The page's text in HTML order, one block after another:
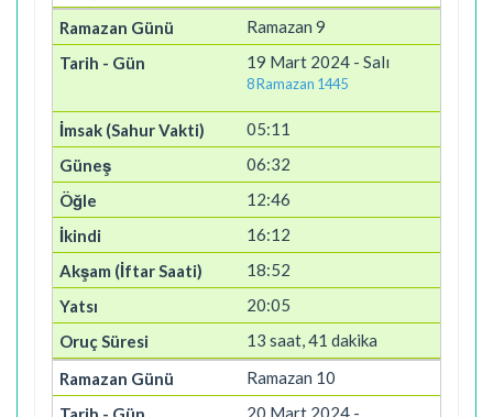
Ramazan 9
19 Mart 2024 - Salı
8 Ramazan 1445
05:11
06:32
12:46
16:12
18:52
20:05
13 saat, 41 dakika
Ramazan 10
20 Mart 2024 -